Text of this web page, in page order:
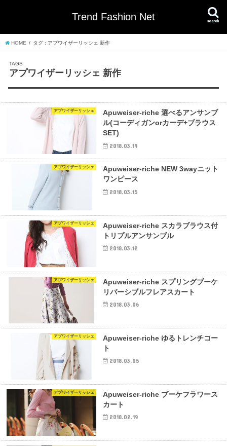
Trend Fashion Net search
HOME タグ : アプワイザーリッシェ 新作
アプワイザーリッシェ 新作
アプワイザーリッシェ
Apuweiser-riche 選べるアンサンブ
ル(コーディガンorカーデ+ブラウス
SET)
2018.03.19
アプワイザーリッシェ
Apuweiser-riche NEW 3wayニット
ワンピース
2018.03.15
アプワイザーリッシェ
Apuweiser-riche スカラブラウス付
トリプルアンサンブル
2018.03.12
アプワイザーリッシェ
Apuweiser-riche スプリングブーケ
リバーシブルフレアスカート
2018.03.06
アプワイザーリッシェ
Apuweiser-riche ゆるトレンチコー
ト
2018.03.05
アプワイザーリッシェ
Apuweiser-riche ブーケフラワース
カート
2018.02.19